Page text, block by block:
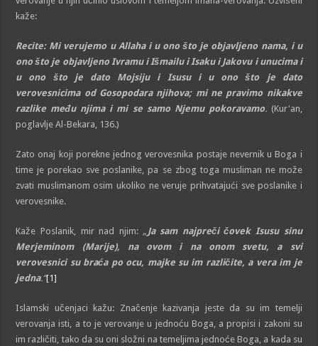
kaže:
Recite: Mi verujemo u Allaha i u ono što je objavljeno nama, i u
ono što je objavljeno Ivramu i Išmailu i Isaku i Jakovu i unucima i
u ono što je dato Mojsiju i Isusu i u ono što je dato
verovesnicima od Gosopodara njihova; mi ne pravimo nikakve
razlike među njima i mi se samo Njemu pokoravamo.(Kur'an,
poglavlje Al-Bekara, 136.)
Zato onaj koji porekne jednog verovesnika postaje nevernik u Boga i
time je porekao sve poslanike, pa se zbog toga musliman ne može
zvati muslimanom osim ukoliko ne veruje prihvatajući sve poslanike i
verovesnike.
Kaže Poslanik, mir nad njim:„ Ja sam najpreči čovek Isusu sinu
Merjeminom (Marije), na ovom i na onom svetu, a svi
verovesnici su braća po ocu, majke su im različite, a vera im je
jedna.“[1]
Islamski učenjaci kažu: Značenje kazivanja jeste da su im temelji
verovanja isti, a to je verovanje u jednoću Boga, a propisi i zakoni su
im različiti, tako da su oni složni na temeljima jednoće Boga, a kada su